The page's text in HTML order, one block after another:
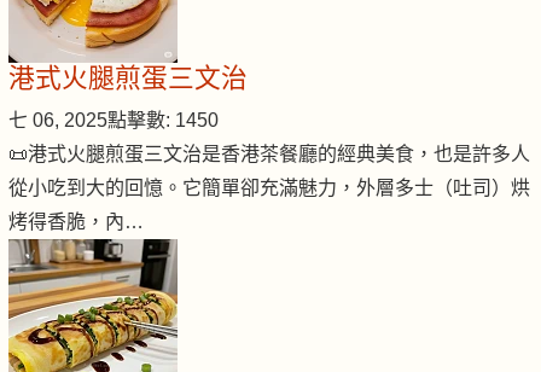
港式火腿煎蛋三文治
七 06, 2025點擊數: 1450
📜港式火腿煎蛋三文治是香港茶餐廳的經典美食，也是許多人
從小吃到大的回憶。它簡單卻充滿魅力，外層多士（吐司）烘
烤得香脆，內…